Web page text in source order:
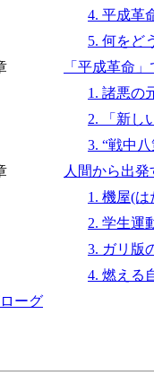
4. 平成革
5. 何をど
「平成革命
1. 諸悪の
2. 「新し
3. “戦中
人間から出
1. 機屋(
2. 学生運
3. ガリ版
4. 燃える
ーグ